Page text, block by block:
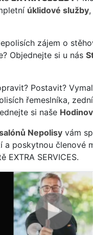
úklidové služby,
zájem o
Objednejte si u nás
Postavit?
řemeslníka,
si naše
Nepolisy vám
a poskytnou členové
EXTRA SERVICES.